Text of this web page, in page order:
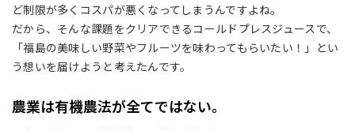
ど制限が多くコスパが悪くなってしまうんですよね。
だから、そんな課題をクリアできるコールドプレスジュースで、
「福島の美味しい野菜やフルーツを味わってもらいたい！」とい
う想いを届けようと考えたんです。
農業は有機農法が全てではない。